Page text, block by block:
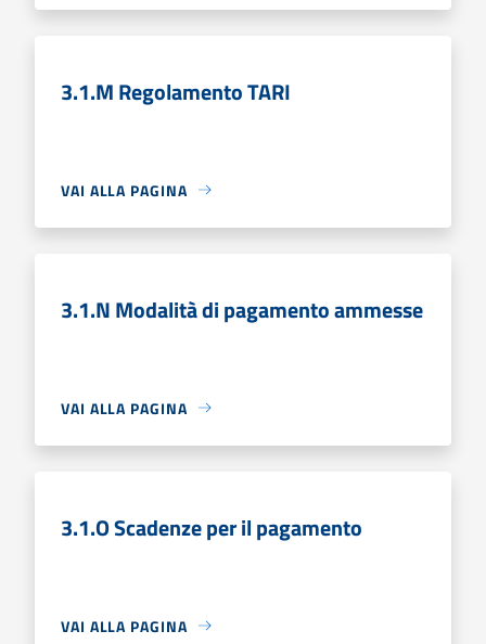
3.1.M Regolamento TARI
VAI ALLA PAGINA
3.1.N Modalità di pagamento ammesse
VAI ALLA PAGINA
3.1.O Scadenze per il pagamento
VAI ALLA PAGINA